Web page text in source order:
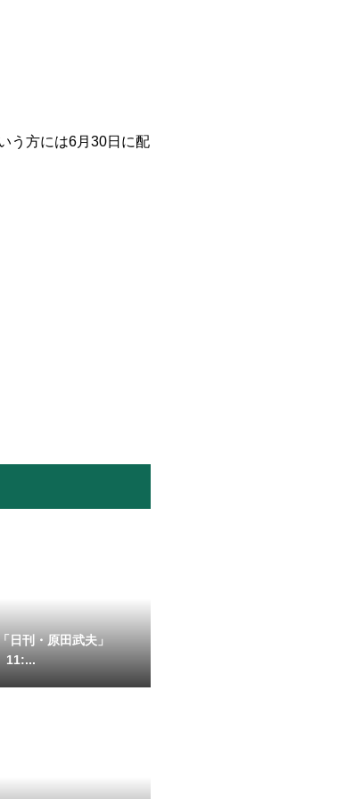
う方には6月30日に配
刊・原田武夫」
11:...